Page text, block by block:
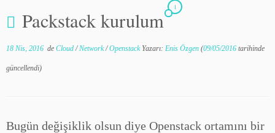
Packstack kurulum
1
18 Nis, 2016 de Cloud/Network/Openstack Yazarı: Enis Özgen (09/05/2016 tarihinde
güncellendi)
Bugün değişiklik olsun diye Openstack ortamını bir